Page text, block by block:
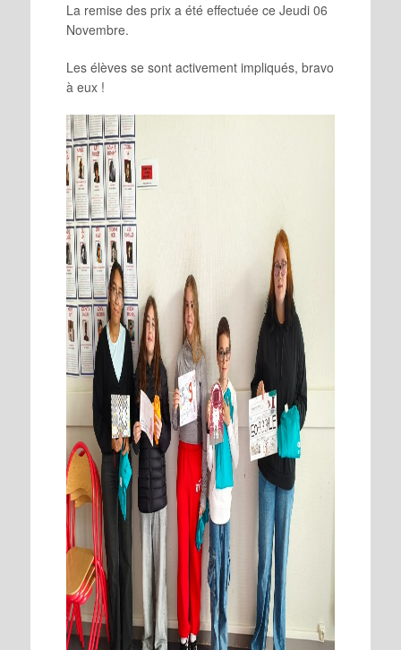
La remise des prix a été effectuée ce Jeudi 06
Novembre.
Les élèves se sont activement impliqués, bravo
à eux !